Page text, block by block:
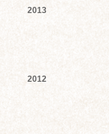
2013
2012